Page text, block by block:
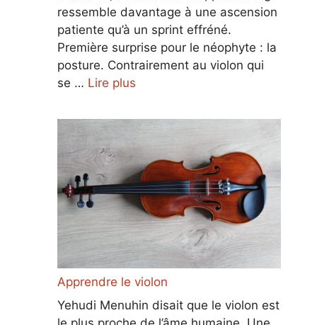
ressemble davantage à une ascension
patiente qu’à un sprint effréné.
Première surprise pour le néophyte : la
posture. Contrairement au violon qui
se … Lire plus
Apprendre le violon
Yehudi Menuhin disait que le violon est